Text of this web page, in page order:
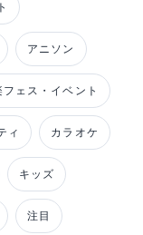
アニソン
フェス・イベント
ィ カラオケ
キッズ
注目